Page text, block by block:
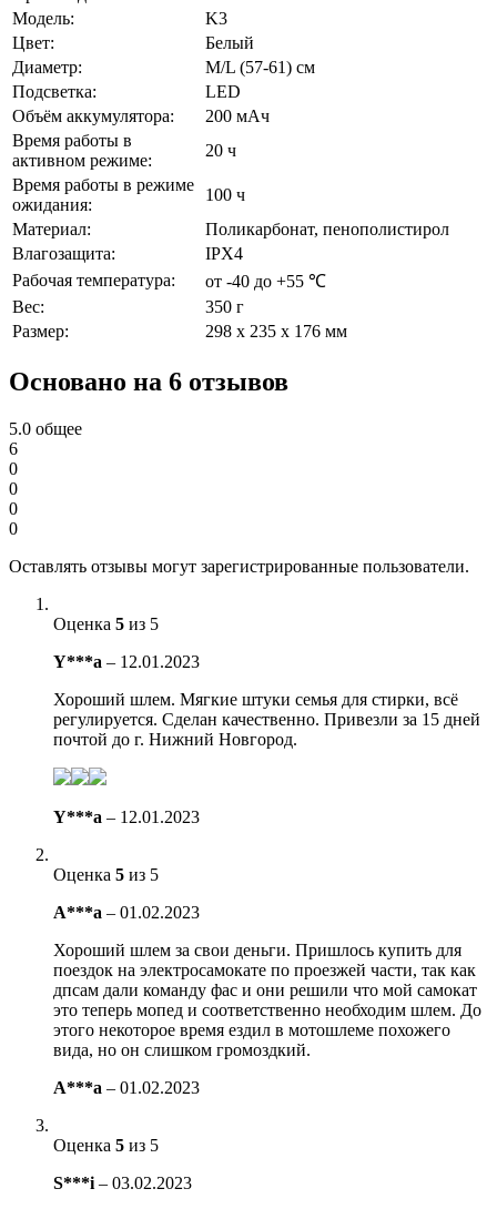
Модель:
K3
Цвет:
Белый
Диаметр:
M/L (57-61) см
Подсветка:
LED
Объём аккумулятора:
200 мАч
Время работы в
активном режиме:
20 ч
Время работы в режиме
ожидания:
100 ч
Материал:
Поликарбонат, пенополистирол
Влагозащита:
IPX4
Рабочая температура:
от -40 до +55 ℃
Вес:
350 г
Размер:
298 х 235 х 176 мм
Основано на 6 отзывов
5.0 общее
6
0
0
0
0
Оставлять отзывы могут зарегистрированные пользователи.
Оценка 5 из 5
Y***a – 12.01.2023
Хороший шлем. Мягкие штуки семья для стирки, всё
регулируется. Сделан качественно. Привезли за 15 дней
почтой до г. Нижний Новгород.
Y***a – 12.01.2023
Оценка 5 из 5
A***a – 01.02.2023
Хороший шлем за свои деньги. Пришлось купить для
поездок на электросамокате по проезжей части, так как
дпсам дали команду фас и они решили что мой самокат
это теперь мопед и соответственно необходим шлем. До
этого некоторое время ездил в мотошлеме похожего
вида, но он слишком громоздкий.
A***a – 01.02.2023
Оценка 5 из 5
S***i – 03.02.2023